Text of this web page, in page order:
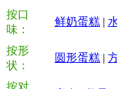
按口
味：
鲜奶蛋糕 |
按形
状：
圆形蛋糕 |
按对